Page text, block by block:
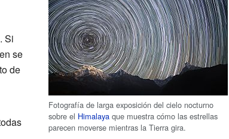
Fotografía de larga exposición del cielo nocturno
sobre el Himalaya que muestra cómo las estrellas
parecen moverse mientras la Tierra gira.
Si
se
de